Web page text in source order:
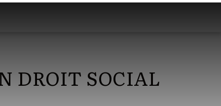
DROIT SOCIAL